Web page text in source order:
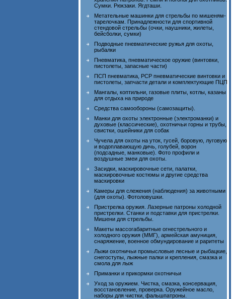
Сумки. Рюкзаки. Ягдташи.
Метательные машинки для стрельбы по мишеням-
тарелочкам. Принадлежности для спортивной
стендовой стрельбы (очки, наушники, жилеты,
бейсболки, сумки)
Подводные пневматические ружья для охоты,
рыбалки
Пневматика, пневматическое оружие (винтовки,
пистолеты, запасные части)
ПСП пневматика, PCP пневматические винтовки и
пистолеты, запчасти детали и комплектующие ПЦП
Мангалы, коптильни, газовые плиты, котлы, казаны
для отдыха на природе
Средства самообороны (самозащиты).
Манки для охоты электронные (электроманки) и
духовые (классические), охотничьи горны и трубы,
свистки, ошейники для собак
Чучела для охоты на уток, гусей, боровую, луговую
и водоплавающую дичь, голубей, ворон
(подсадные, манковые). Фото профили и
воздушные змеи для охоты.
Засидки, маскировочные сети, палатки,
маскировочные костюмы и другие средства
маскировки
Камеры для слежения (наблюдения) за животными
(для охоты). Фотоловушки.
Пристрелка оружия. Лазерные патроны холодной
пристрелки. Станки и подставки для пристрелки.
Мишени для стрельбы.
Макеты массогабаритные огнестрельного и
холодного оружия (ММГ), армейская амуниция,
снаряжение, военное обмундирование и раритеты
Лыжи охотничьи промысловые лесные и рыбацкие,
снегоступы, лыжные палки и крепления, смазка и
смола для лыж
Приманки и прикормки охотничьи
Уход за оружием. Чистка, смазка, консервация,
восстановление, проверка. Оружейное масло,
наборы для чистки, фальшпатроны.